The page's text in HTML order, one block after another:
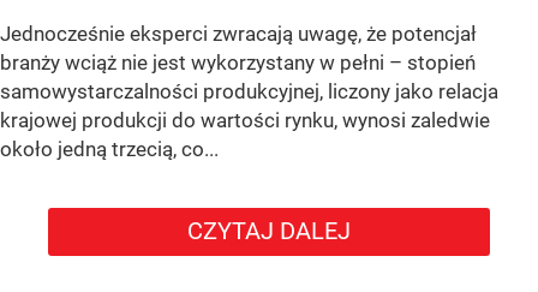
Jednocześnie eksperci zwracają uwagę, że potencjał
branży wciąż nie jest wykorzystany w pełni – stopień
samowystarczalności produkcyjnej, liczony jako relacja
krajowej produkcji do wartości rynku, wynosi zaledwie
około jedną trzecią, co...
CZYTAJ DALEJ